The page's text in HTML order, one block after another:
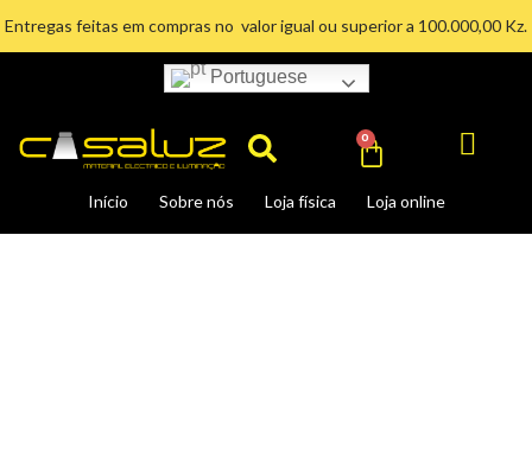
Entregas feitas em compras no valor igual ou superior a 100.000,00 Kz.
Portuguese
Search
Início Sobre nós Loja física Loja online
0